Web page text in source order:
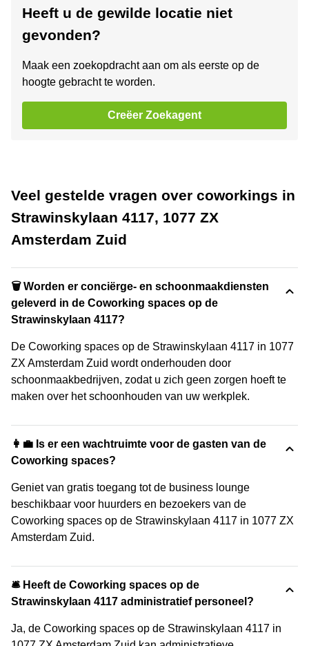
Heeft u de gewilde locatie niet
gevonden?
Maak een zoekopdracht aan om als eerste op de
hoogte gebracht te worden.
Creëer Zoekagent
Veel gestelde vragen over coworkings in
Strawinskylaan 4117, 1077 ZX
Amsterdam Zuid
🗑 Worden er conciërge- en schoonmaakdiensten
geleverd in de Coworking spaces op de
Strawinskylaan 4117?
De Coworking spaces op de Strawinskylaan 4117 in 1077
ZX Amsterdam Zuid wordt onderhouden door
schoonmaakbedrijven, zodat u zich geen zorgen hoeft te
maken over het schoonhouden van uw werkplek.
👩‍💼 Is er een wachtruimte voor de gasten van de
Coworking spaces?
Geniet van gratis toegang tot de business lounge
beschikbaar voor huurders en bezoekers van de
Coworking spaces op de Strawinskylaan 4117 in 1077 ZX
Amsterdam Zuid.
🛎 Heeft de Coworking spaces op de
Strawinskylaan 4117 administratief personeel?
Ja, de Coworking spaces op de Strawinskylaan 4117 in